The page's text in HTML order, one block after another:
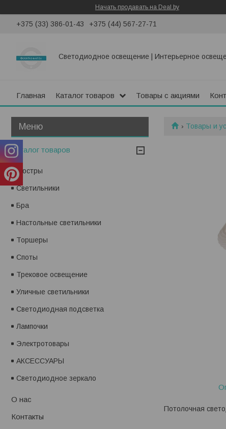
Начать продавать на Deal.by
+375 (33) 386-01-43 +375 (44) 567-27-71
Светодиодное освещение | Интерьерное
Главная Каталог товаров Товары с акциями
Товары и
Потолочная
Каталог товаров
Люстры
Светильники
Бра
Настольные светильники
Торшеры
Споты
Трековое освещение
Уличные светильники
Светодиодная подсветка
Лампочки
Электротовары
АКСЕССУАРЫ
Светодиодное зеркало
О нас
Контакты